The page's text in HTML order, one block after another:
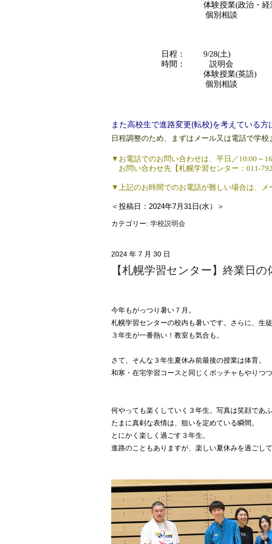
体験授業(政治・経
個別相談
必ずご予約をお
日程： 9/28(土)
時間： 説明会
体験授業(英
個別相談
必ずご予約をお
また高校生で進路変更(転校)を考えている方
日程調整のため、まずはメール又は電話で学校
▼ お電話でのお問い合わせは、平日／10:00 ～
お問い合わせ先【札幌学習センター：011-
▼上記のお時間でのお電話が難しい場合は、メ
＜投稿日： 2024年7月 31日(水）＞
カテゴリー: 学校説明会
2024 年 7 月 30 日
【札幌学習センター】終業日の
今年もがっつり暑い７月。
札幌学習センターの校内も暑いです。さらに、生
３年生が一番熱い！教室も気合も。
さて、そんな３年生夏休み前最後の授業は体育。
和寒・在宅学習コースと同じくボッチャもやりつ
何やっても楽くしていく３年生。写真は笑顔であふ
たまに真剣な表情は、狙いを定めている瞬間。
とにかく楽しく過ごす３年生。
進路のこともありますが、楽しい夏休みを過ごし